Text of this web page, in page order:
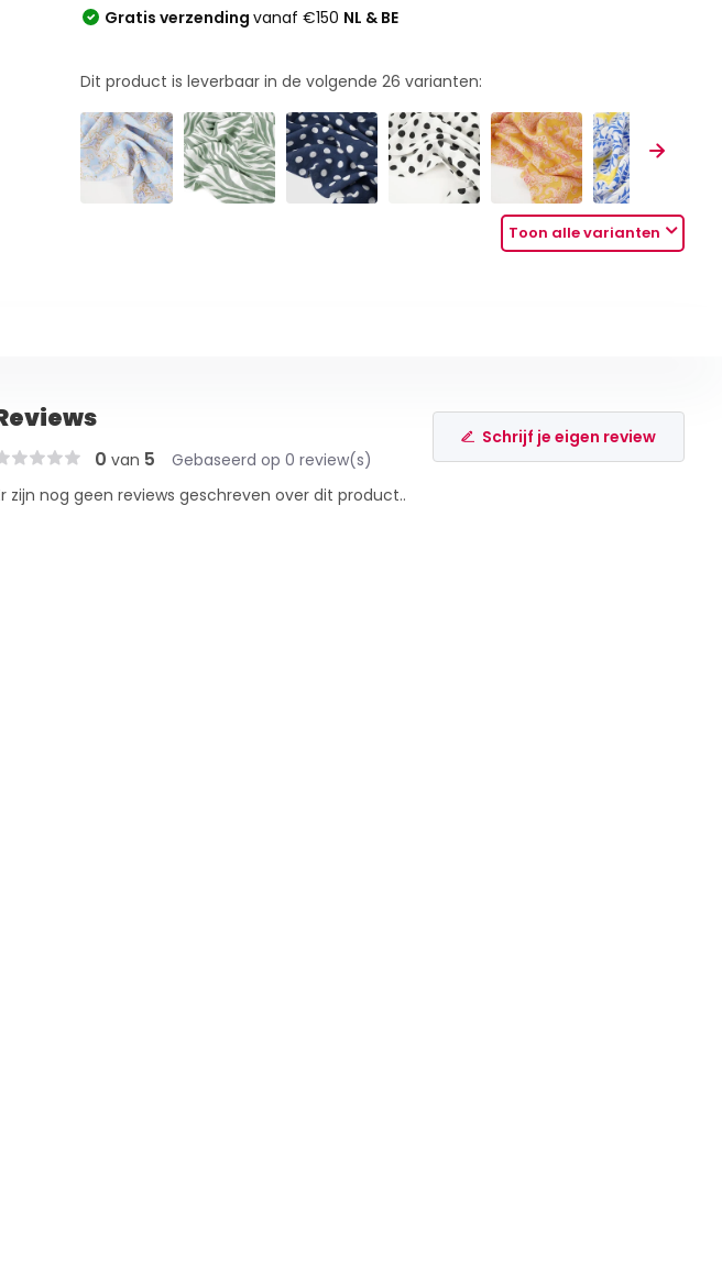
Gratis verzendingvanaf €150 NL & BE
Dit product is leverbaar in de volgende26 varianten:
Toon alle varianten
0 van 5 Gebaseerd op 0 review(s)
Schrijf je eigen review
zijn nog geen reviews geschreven over dit product..